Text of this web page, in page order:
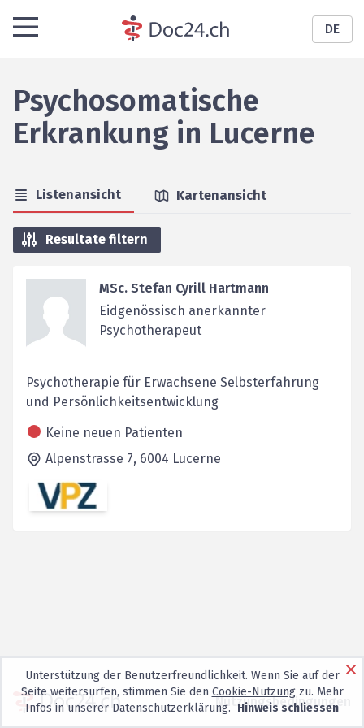
DE
Psychosomatische
Erkrankung in Lucerne
Listenansicht Kartenansicht
Resultate filtern
MSc. Stefan Cyrill Hartmann
Eidgenössisch anerkannter
Psychotherapeut
Psychotherapie für Erwachsene Selbsterfahrung
und Persönlichkeitsentwicklung
Keine neuen Patienten
Alpenstrasse 7, 6004 Lucerne
Nutzungsbedingungen
Unterstützung der Benutzerfreundlichkeit. Wenn Sie auf der
Seite weitersurfen, stimmen Sie den Cookie-Nutzungzu. Mehr
Infos in unserer Datenschutzerklärung. Hinweis schliessen